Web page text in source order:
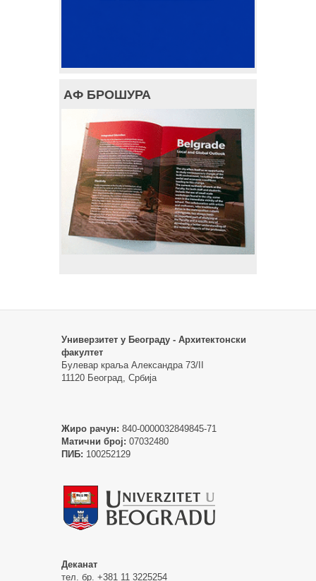
АФ БРОШУРА
Универзитет у Београду - Архитектонски
факултет
Булевар краља Александра 73/II
11120 Београд, Србија
Жиро рачун: 840-0000032849845-71
Матични број: 07032480
ПИБ: 100252129
Деканат
тел. бр. +381 11 3225254